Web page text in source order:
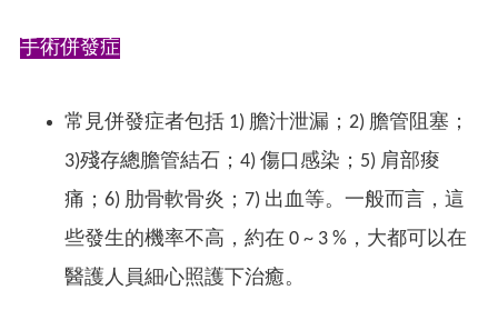
手術併發症
常見併發症者包括 1) 膽汁泄漏；2) 膽管阻塞；
3)殘存總膽管結石；4) 傷口感染；5) 肩部痠
痛；6) 肋骨軟骨炎；7) 出血等。一般而言，這
些發生的機率不高，約在 0 ~ 3 %，大都可以在
醫護人員細心照護下治癒。